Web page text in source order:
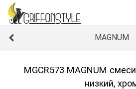
MAGNUM
MGCR573 MAGNUM
низкий,